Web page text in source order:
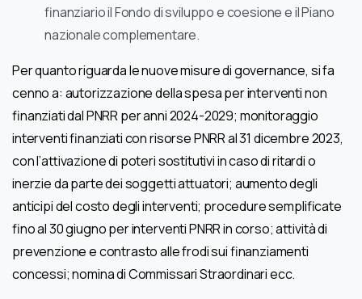
finanziario il Fondo di sviluppo e coesione e il Piano
nazionale complementare.
Per quanto riguarda le nuove misure di governance, si fa
cenno a: autorizzazione della spesa per interventi non
finanziati dal PNRR per anni 2024-2029; monitoraggio
interventi finanziati con risorse PNRR al 31 dicembre 2023,
con l’attivazione di poteri sostitutivi in caso di ritardi o
inerzie da parte dei soggetti attuatori; aumento degli
anticipi del costo degli interventi; procedure semplificate
fino al 30 giugno per interventi PNRR in corso; attività di
prevenzione e contrasto alle frodi sui finanziamenti
concessi; nomina di Commissari Straordinari ecc.